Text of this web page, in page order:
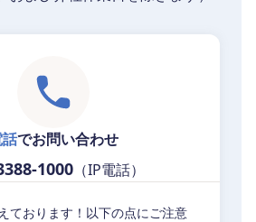
でお問い合わせ
1000（IP電話）
ております！以下の点にご注意